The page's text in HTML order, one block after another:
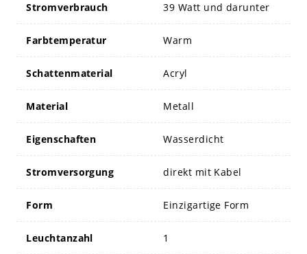
Stromverbrauch 39 Watt und darunter
Farbtemperatur Warm
Schattenmaterial Acryl
Material Metall
Eigenschaften Wasserdicht
Stromversorgung direkt mit Kabel
Form Einzigartige Form
Leuchtanzahl 1